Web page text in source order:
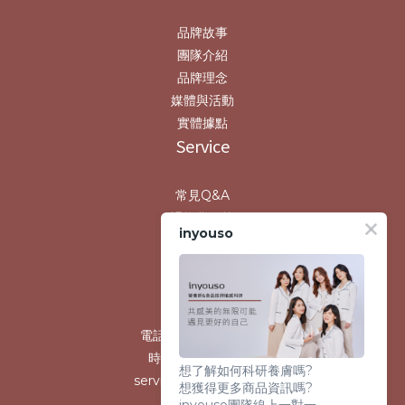
品牌故事
團隊介紹
品牌理念
媒體與活動
實體據點
Service
常見Q&A
退換貨政策
運送政策
Contact us
電話 /0800-559-980
時間 / 10:00-17:30
service@inyouso.com
inyouso
想了解如何科研養膚嗎?
想獲得更多商品資訊嗎?